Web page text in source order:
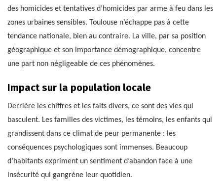
des homicides et tentatives d’homicides par arme à feu dans les
zones urbaines sensibles. Toulouse n’échappe pas à cette
tendance nationale, bien au contraire. La ville, par sa position
géographique et son importance démographique, concentre
une part non négligeable de ces phénomènes.
Impact sur la population locale
Derrière les chiffres et les faits divers, ce sont des vies qui
basculent. Les familles des victimes, les témoins, les enfants qui
grandissent dans ce climat de peur permanente : les
conséquences psychologiques sont immenses. Beaucoup
d’habitants expriment un sentiment d’abandon face à une
insécurité qui gangrène leur quotidien.